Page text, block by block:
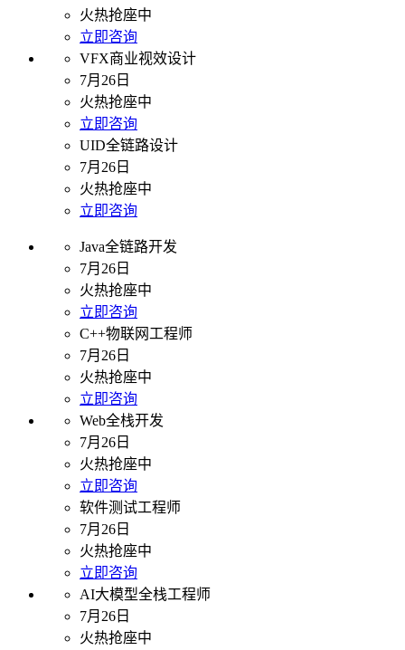
火热抢座中
立即咨询
VFX商业视效设计
7月26日
火热抢座中
立即咨询
UID全链路设计
7月26日
火热抢座中
立即咨询
Java全链路开发
7月26日
火热抢座中
立即咨询
C++物联网工程师
7月26日
火热抢座中
立即咨询
Web全栈开发
7月26日
火热抢座中
立即咨询
软件测试工程师
7月26日
火热抢座中
立即咨询
AI大模型全栈工程师
7月26日
火热抢座中